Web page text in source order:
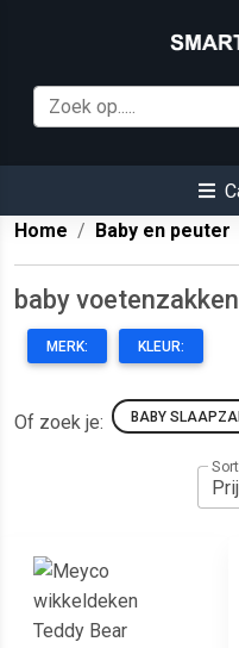
Home
Baby en peuter
baby voetenzakken
MERK: KLEUR:
Of zoek je: BABY